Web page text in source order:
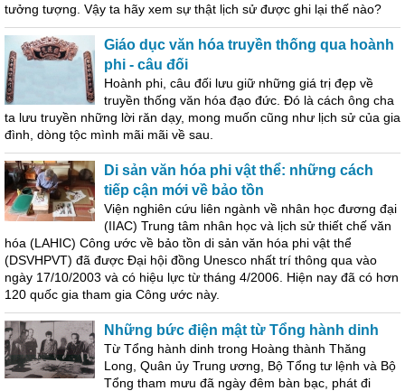
tưởng tượng. Vậy ta hãy xem sự thật lịch sử được ghi lại thế nào?
Giáo dục văn hóa truyền thống qua hoành
phi - câu đối
Hoành phi, câu đối lưu giữ những giá trị đẹp về
truyền thống văn hóa đạo đức. Đó là cách ông cha
ta lưu truyền những lời răn dạy, mong muốn cũng như lịch sử của gia
đình, dòng tộc mình mãi mãi về sau.
Di sản văn hóa phi vật thể: những cách
tiếp cận mới về bảo tồn
Viện nghiên cứu liên ngành về nhân học đương đại
(IIAC) Trung tâm nhân học và lịch sử thiết chế văn
hóa (LAHIC) Công ước về bảo tồn di sản văn hóa phi vật thể
(DSVHPVT) đã được Đại hội đồng Unesco nhất trí thông qua vào
ngày 17/10/2003 và có hiệu lực từ tháng 4/2006. Hiện nay đã có hơn
120 quốc gia tham gia Công ước này.
Những bức điện mật từ Tổng hành dinh
Từ Tổng hành dinh trong Hoàng thành Thăng
Long, Quân ủy Trung ương, Bộ Tổng tư lệnh và Bộ
Tổng tham mưu đã ngày đêm bàn bạc, phát đi